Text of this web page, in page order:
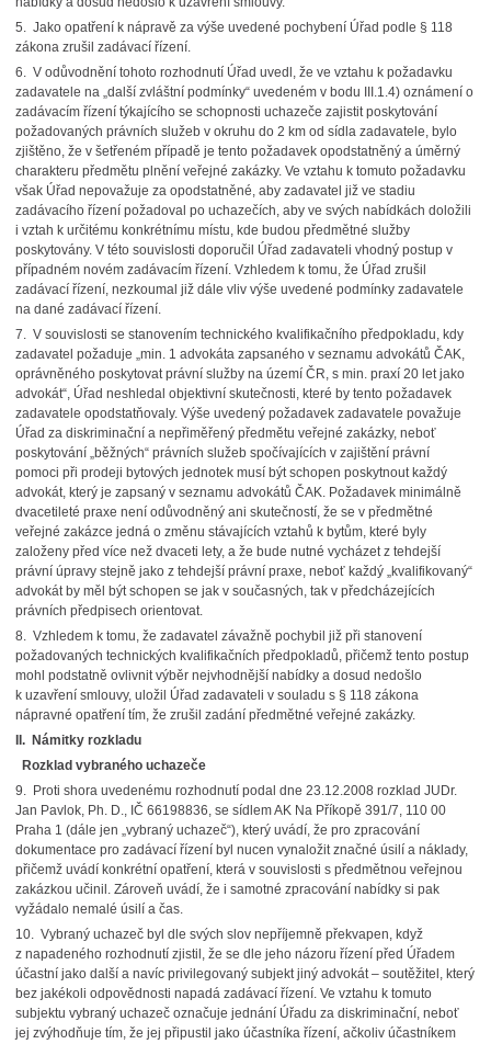
5. Jako opatření k nápravě za výše uvedené pochybení Úřad podle § 118
zákona zrušil zadávací řízení.
6. V odůvodnění tohoto rozhodnutí Úřad uvedl, že ve vztahu k požadavku
zadavatele na „další zvláštní podmínky“ uvedeném v bodu III.1.4) oznámení o
zadávacím řízení týkajícího se schopnosti uchazeče zajistit poskytování
požadovaných právních služeb v okruhu do 2 km od sídla zadavatele, bylo
zjištěno, že v šetřeném případě je tento požadavek opodstatněný a úměrný
charakteru předmětu plnění veřejné zakázky. Ve vztahu k tomuto požadavku
však Úřad nepovažuje za opodstatněné, aby zadavatel již ve stadiu
zadávacího řízení požadoval po uchazečích, aby ve svých nabídkách doložili
i vztah k určitému konkrétnímu místu, kde budou předmětné služby
poskytovány. V této souvislosti doporučil Úřad zadavateli vhodný postup v
případném novém zadávacím řízení. Vzhledem k tomu, že Úřad zrušil
zadávací řízení, nezkoumal již dále vliv výše uvedené podmínky zadavatele
na dané zadávací řízení.
7. V souvislosti se stanovením technického kvalifikačního předpokladu, kdy
zadavatel požaduje „min. 1 advokáta zapsaného v seznamu advokátů ČAK,
oprávněného poskytovat právní služby na území ČR, s min. praxí 20 let jako
advokát“, Úřad neshledal objektivní skutečnosti, které by tento požadavek
zadavatele opodstatňovaly. Výše uvedený požadavek zadavatele považuje
Úřad za diskriminační a nepřiměřený předmětu veřejné zakázky, neboť
poskytování „běžných“ právních služeb spočívajících v zajištění právní
pomoci při prodeji bytových jednotek musí být schopen poskytnout každý
advokát, který je zapsaný v seznamu advokátů ČAK. Požadavek minimálně
dvacetileté praxe není odůvodněný ani skutečností, že se v předmětné
veřejné zakázce jedná o změnu stávajících vztahů k bytům, které byly
založeny před více než dvaceti lety, a že bude nutné vycházet z tehdejší
právní úpravy stejně jako z tehdejší právní praxe, neboť každý „kvalifikovaný“
advokát by měl být schopen se jak v současných, tak v předcházejících
právních předpisech orientovat.
8. Vzhledem k tomu, že zadavatel závažně pochybil již při stanovení
požadovaných technických kvalifikačních předpokladů, přičemž tento postup
mohl podstatně ovlivnit výběr nejvhodnější nabídky a dosud nedošlo
k uzavření smlouvy, uložil Úřad zadavateli v souladu s § 118 zákona
nápravné opatření tím, že zrušil zadání předmětné veřejné zakázky.
II. Námitky rozkladu
Rozklad vybraného uchazeče
9. Proti shora uvedenému rozhodnutí podal dne 23.12.2008 rozklad JUDr.
Jan Pavlok, Ph. D., IČ 66198836, se sídlem AK Na Příkopě 391/7, 110 00
Praha 1 (dále jen „vybraný uchazeč“), který uvádí, že pro zpracování
dokumentace pro zadávací řízení byl nucen vynaložit značné úsilí a náklady,
přičemž uvádí konkrétní opatření, která v souvislosti s předmětnou veřejnou
zakázkou učinil. Zároveň uvádí, že i samotné zpracování nabídky si pak
vyžádalo nemalé úsilí a čas.
10. Vybraný uchazeč byl dle svých slov nepříjemně překvapen, když
z napadeného rozhodnutí zjistil, že se dle jeho názoru řízení před Úřadem
účastní jako další a navíc privilegovaný subjekt jiný advokát – soutěžitel, který
bez jakékoli odpovědnosti napadá zadávací řízení. Ve vztahu k tomuto
subjektu vybraný uchazeč označuje jednání Úřadu za diskriminační, neboť
jej zvýhodňuje tím, že jej připustil jako účastníka řízení, ačkoliv účastníkem